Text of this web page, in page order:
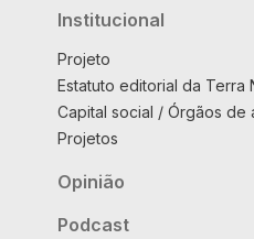
Institucional
Projeto
Estatuto editorial da Terra
Capital social / Órgãos de
Projetos
Opinião
Podcast